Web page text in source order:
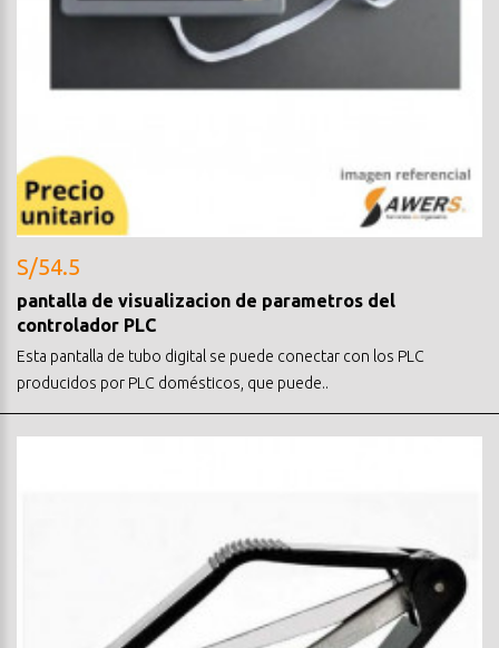
S/54.5
pantalla de visualizacion de parametros del
controlador PLC
Esta pantalla de tubo digital se puede conectar con los PLC
producidos por PLC domésticos, que puede..